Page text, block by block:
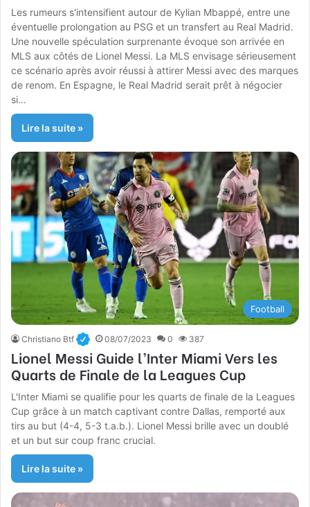
Les rumeurs s'intensifient autour de Kylian Mbappé, entre une
éventuelle prolongation au PSG et un transfert au Real Madrid.
Une nouvelle spéculation surprenante évoque son arrivée en
MLS aux côtés de Lionel Messi. La MLS envisage sérieusement
ce scénario après avoir réussi à attirer Messi avec des marques
de renom. En Espagne, le Real Madrid serait prêt à négocier
si…
Lire la suite »
Football
Christiano Btf 08/07/2023 0 387
Lionel Messi Guide l’Inter Miami Vers les
Quarts de Finale de la Leagues Cup
L'Inter Miami se qualifie pour les quarts de finale de la Leagues
Cup grâce à un match captivant contre Dallas, remporté aux
tirs au but (4-4, 5-3 t.a.b.). Lionel Messi brille avec un doublé
et un but sur coup franc crucial.
Lire la suite »